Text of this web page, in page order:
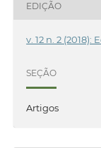
EDIÇÃO
v. 12 n. 2
SEÇÃO
Artigos